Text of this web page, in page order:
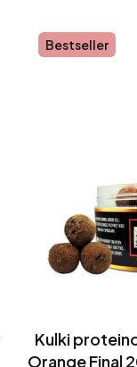
Bestseller
Kulki
Orange Final